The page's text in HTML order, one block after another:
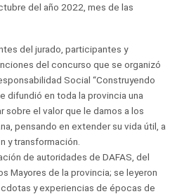
del año 2022, mes de las
del jurado, participantes y
del concurso que se organizó
Social “Construyendo
difundió en toda la provincia una
sobre el valor que le damos a los
pensando en extender su vida útil, a
y transformación.
de autoridades de DAFAS, del
Mayores de la provincia; se leyeron
y experiencias de épocas de